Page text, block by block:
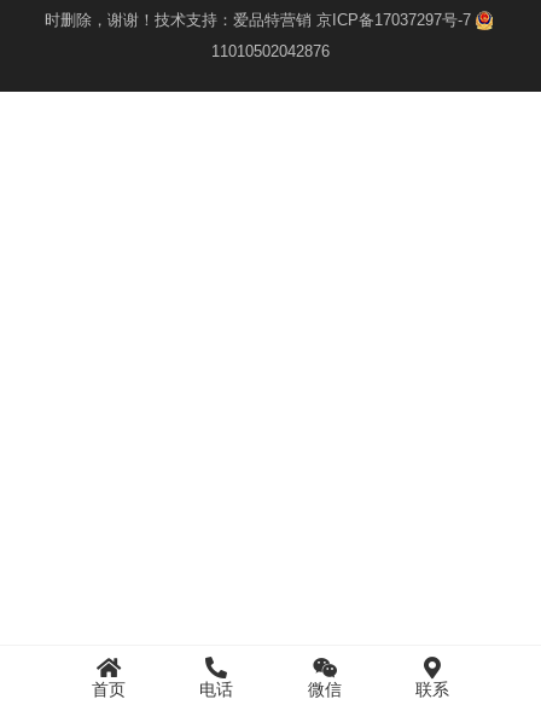
时删除，谢谢！技术支持： 爱品特营销 京ICP备17037297号-7
11010502042876
首页 电话 微信 联系